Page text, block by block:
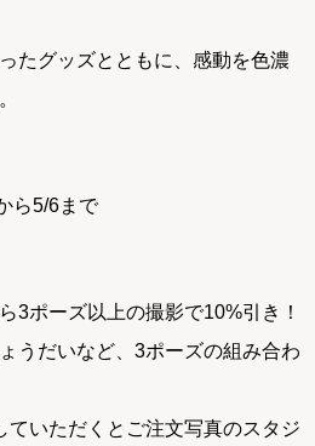
たグッズとともに、感動を色濃
ら5/6まで
3ポーズ以上の撮影で10%引き！
うだいなど、3ポーズの組み合わ
いただくとご注文写真のスタジ